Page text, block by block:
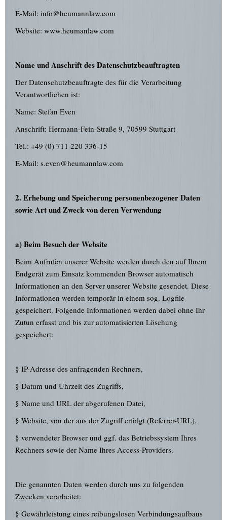
E-Mail: info@heumannlaw.com
Website: www.heumanlaw.com
Name und Anschrift des Datenschutzbeauftragten
Der Datenschutzbeauftragte des für die Verarbeitung
Verantwortlichen ist:
Name: Stefan Even
Anschrift: Hermann-Fein-Straße 9, 70599 Stuttgart
Tel.: +49 (0) 711 220 336-15
E-Mail: s.even@heumannlaw.com
2. Erhebung und Speicherung personenbezogener Daten
sowie Art und Zweck von deren Verwendung
a) Beim Besuch der Website
Beim Aufrufen unserer Website werden durch den auf Ihrem
Endgerät zum Einsatz kommenden Browser automatisch
Informationen an den Server unserer Website gesendet. Diese
Informationen werden temporär in einem sog. Logfile
gespeichert. Folgende Informationen werden dabei ohne Ihr
Zutun erfasst und bis zur automatisierten Löschung
gespeichert:
§ IP-Adresse des anfragenden Rechners,
§ Datum und Uhrzeit des Zugriffs,
§ Name und URL der abgerufenen Datei,
§ Website, von der aus der Zugriff erfolgt (Referrer-URL),
§ verwendeter Browser und ggf. das Betriebssystem Ihres
Rechners sowie der Name Ihres Access-Providers.
Die genannten Daten werden durch uns zu folgenden
Zwecken verarbeitet:
§ Gewährleistung eines reibungslosen Verbindungsaufbaus